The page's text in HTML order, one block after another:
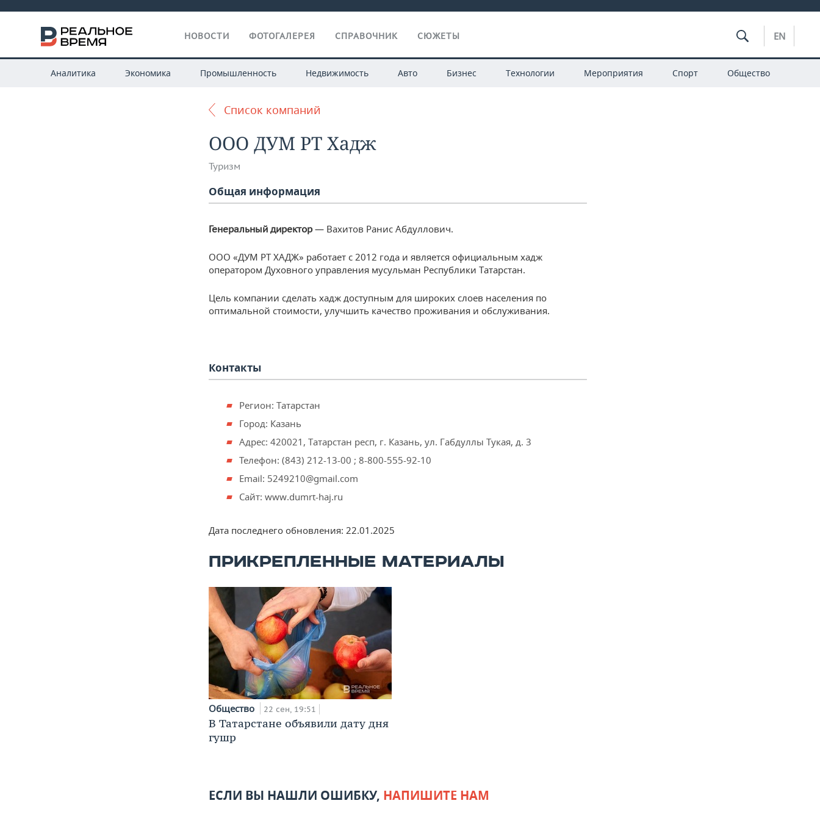
НОВОСТИ ФОТОГАЛЕРЕЯ СПРАВОЧНИК СЮЖЕТЫ EN
Аналитика Экономика Промышленность Недвижимость Авто Бизнес Технологии Мероприятия Спорт Общество
Список компаний
ООО ДУМ РТ Хадж
Туризм
Общая информация
Генеральный директор— Вахитов Ранис Абдуллович.
ООО «ДУМ РТ ХАДЖ» работает с 2012 года и является официальным хадж
оператором Духовного управления мусульман Республики Татарстан.
Цель компании сделать хадж доступным для широких слоев населения по
оптимальной стоимости, улучшить качество проживания и обслуживания.
Контакты
Регион: Татарстан
Город: Казань
Адрес: 420021, Татарстан респ, г. Казань, ул. Габдуллы Тукая, д. 3
Телефон: (843) 212-13-00 ; 8-800-555-92-10
Email: 5249210@gmail.com
Сайт: www.dumrt-haj.ru
Дата последнего обновления: 22.01.2025
ПРИКРЕПЛЕННЫЕ МАТЕРИАЛЫ
Общество 22 сен, 19:51
В Татарстане объявили дату дня
гушр
ЕСЛИ ВЫ НАШЛИ ОШИБКУ, НАПИШИТЕ НАМ